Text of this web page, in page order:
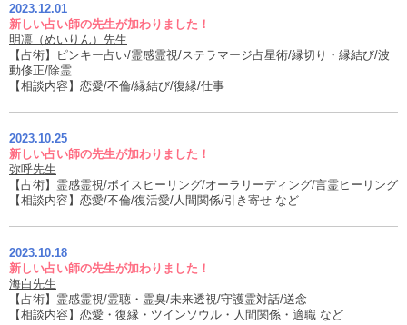
2023.12.01
新しい占い師の先生が加わりました！
明凛（めいりん）先生
【占術】ピンキー占い/霊感霊視/ステラマージ占星術/縁切り・縁結び/波
動修正/除霊
【相談内容】恋愛/不倫/縁結び/復縁/仕事
2023.10.25
新しい占い師の先生が加わりました！
弥呼先生
【占術】霊感霊視/ボイスヒーリング/オーラリーディング/言霊ヒーリング
【相談内容】恋愛/不倫/復活愛/人間関係/引き寄せ など
2023.10.18
新しい占い師の先生が加わりました！
海白先生
【占術】霊感霊視/霊聴・霊臭/未来透視/守護霊対話/送念
【相談内容】恋愛・復縁・ツインソウル・人間関係・適職 など